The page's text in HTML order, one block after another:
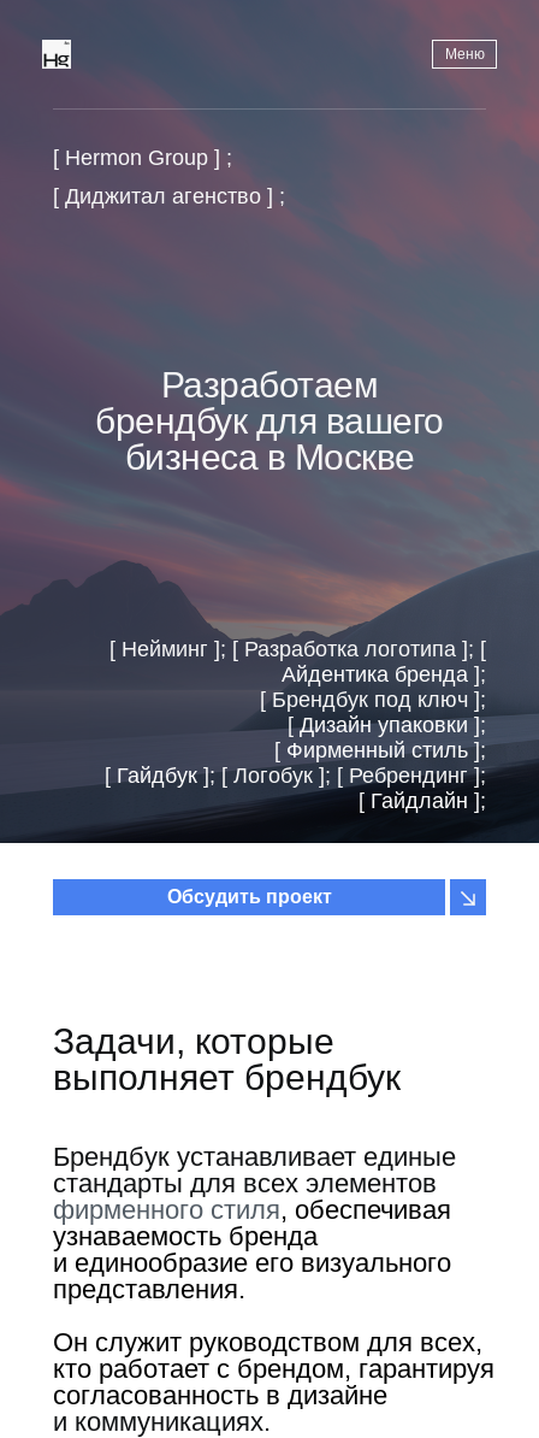
Меню
[ Hermon Group ] ;
[ Диджитал агенство ] ;
Разработаем
брендбук для вашего
бизнеса в Москве
[ Нейминг ]; [ Разработка логотипа ]; [
Айдентика бренда ];
[ Брендбук под ключ ];
[Дизайн упаковки];
[ Фирменный стиль];
[ Гайдбук]; [ Логобук ]; [ Ребрендинг ];
[ Гайдлайн ];
Обсудить проект
Брендбук устанавливает единые
стандарты для всех элементов
фирменного стиля, обеспечивая
узнаваемость бренда
и единообразие его визуального
представления.
Он служит руководством для всех,
кто работает с брендом, гарантируя
согласованность в дизайне
и коммуникациях.
Задачи, которые
выполняет брендбук